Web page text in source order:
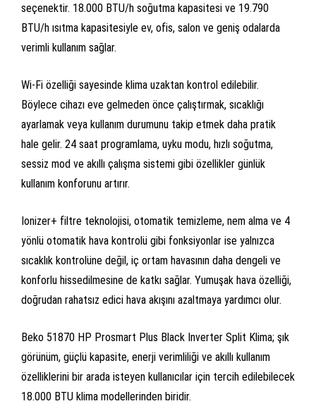
seçenektir. 18.000 BTU/h soğutma kapasitesi ve 19.790
BTU/h ısıtma kapasitesiyle ev, ofis, salon ve geniş odalarda
verimli kullanım sağlar.
Wi-Fi özelliği sayesinde klima uzaktan kontrol edilebilir.
Böylece cihazı eve gelmeden önce çalıştırmak, sıcaklığı
ayarlamak veya kullanım durumunu takip etmek daha pratik
hale gelir. 24 saat programlama, uyku modu, hızlı soğutma,
sessiz mod ve akıllı çalışma sistemi gibi özellikler günlük
kullanım konforunu artırır.
Ionizer+ filtre teknolojisi, otomatik temizleme, nem alma ve 4
yönlü otomatik hava kontrolü gibi fonksiyonlar ise yalnızca
sıcaklık kontrolüne değil, iç ortam havasının daha dengeli ve
konforlu hissedilmesine de katkı sağlar. Yumuşak hava özelliği,
doğrudan rahatsız edici hava akışını azaltmaya yardımcı olur.
Beko 51870 HP Prosmart Plus Black Inverter Split Klima; şık
görünüm, güçlü kapasite, enerji verimliliği ve akıllı kullanım
özelliklerini bir arada isteyen kullanıcılar için tercih edilebilecek
18.000 BTU klima modellerinden biridir.